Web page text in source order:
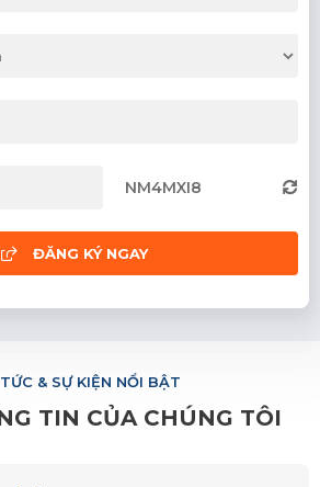
NM4MXI8
ĐĂNG KÝ NGAY
& SỰ KIỆN NỔI BẬT
TIN CỦA CHÚNG TÔI